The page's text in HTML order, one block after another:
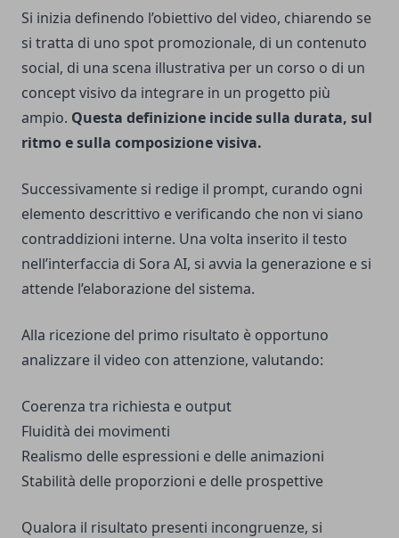
Si inizia definendo l’obiettivo del video, chiarendo se
si tratta di uno spot promozionale, di un contenuto
social, di una scena illustrativa per un corso o di un
concept visivo da integrare in un progetto più
ampio. Questa definizione incide sulla durata, sul
ritmo e sulla composizione visiva.
Successivamente si redige il prompt, curando ogni
elemento descrittivo e verificando che non vi siano
contraddizioni interne. Una volta inserito il testo
nell’interfaccia di Sora AI, si avvia la generazione e si
attende l’elaborazione del sistema.
Alla ricezione del primo risultato è opportuno
analizzare il video con attenzione, valutando:
Coerenza tra richiesta e output
Fluidità dei movimenti
Realismo delle espressioni e delle animazioni
Stabilità delle proporzioni e delle prospettive
Qualora il risultato presenti incongruenze, si